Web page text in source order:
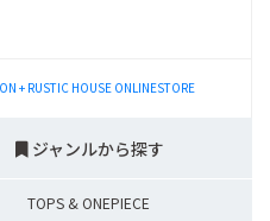
ジャンルから探す
TOPS & ONEPIECE